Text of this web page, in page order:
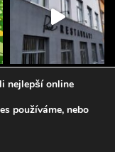
vyhrazena.
nejlepší online
používáme, nebo